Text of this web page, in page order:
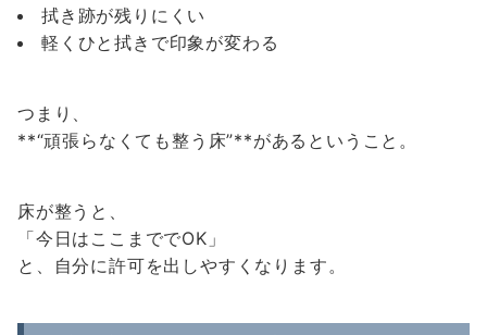
拭き跡が残りにくい
軽くひと拭きで印象が変わる
つまり、
**“頑張らなくても整う床”**があるということ。
床が整うと、
「今日はここまででOK」
と、自分に許可を出しやすくなります。